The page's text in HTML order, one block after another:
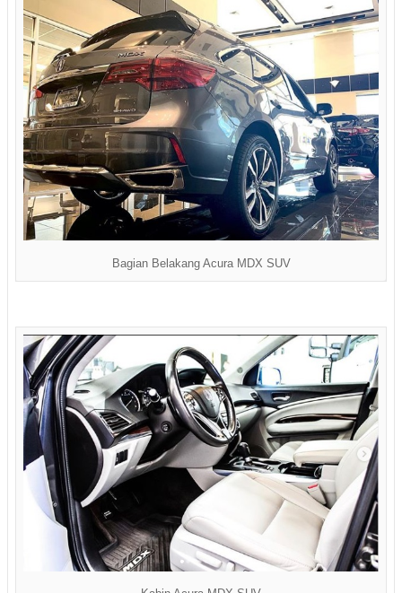
Bagian Belakang Acura MDX SUV